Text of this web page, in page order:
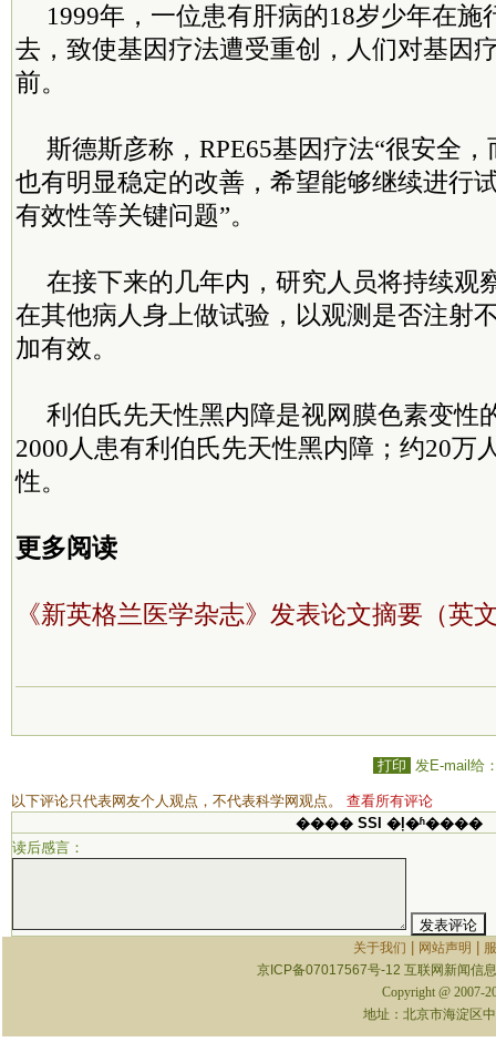
1999年，一位患有肝病的18岁少年在施
去，致使基因疗法遭受重创，人们对基因
前。
斯德斯彦称，RPE65基因疗法“很安全
也有明显稳定的改善，希望能够继续进行
有效性等关键问题”。
在接下来的几年内，研究人员将持续观
在其他病人身上做试验，以观测是否注射
加有效。
利伯氏先天性黑内障是视网膜色素变性
2000人患有利伯氏先天性黑内障；约20万
性。
更多阅读
《新英格兰医学杂志》发表论文摘要（英
打印 发E-mail给
以下评论只代表网友个人观点，不代表科学网观点。 查看所有评论
���� SSI �ļ�ʱ����
读后感言：
关于我们 网站声明
京ICP备07017567号-12 互联网新闻信
Copyright @ 2007-
地址：北京市海淀区